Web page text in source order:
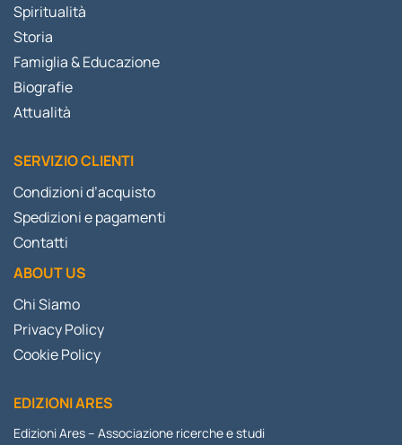
Spiritualità
Storia
Famiglia & Educazione
Biografie
Attualità
SERVIZIO CLIENTI
Condizioni d’acquisto
Spedizioni e pagamenti
Contatti
ABOUT US
Chi Siamo
Privacy Policy
Cookie Policy
EDIZIONI ARES
Edizioni Ares – Associazione ricerche e studi